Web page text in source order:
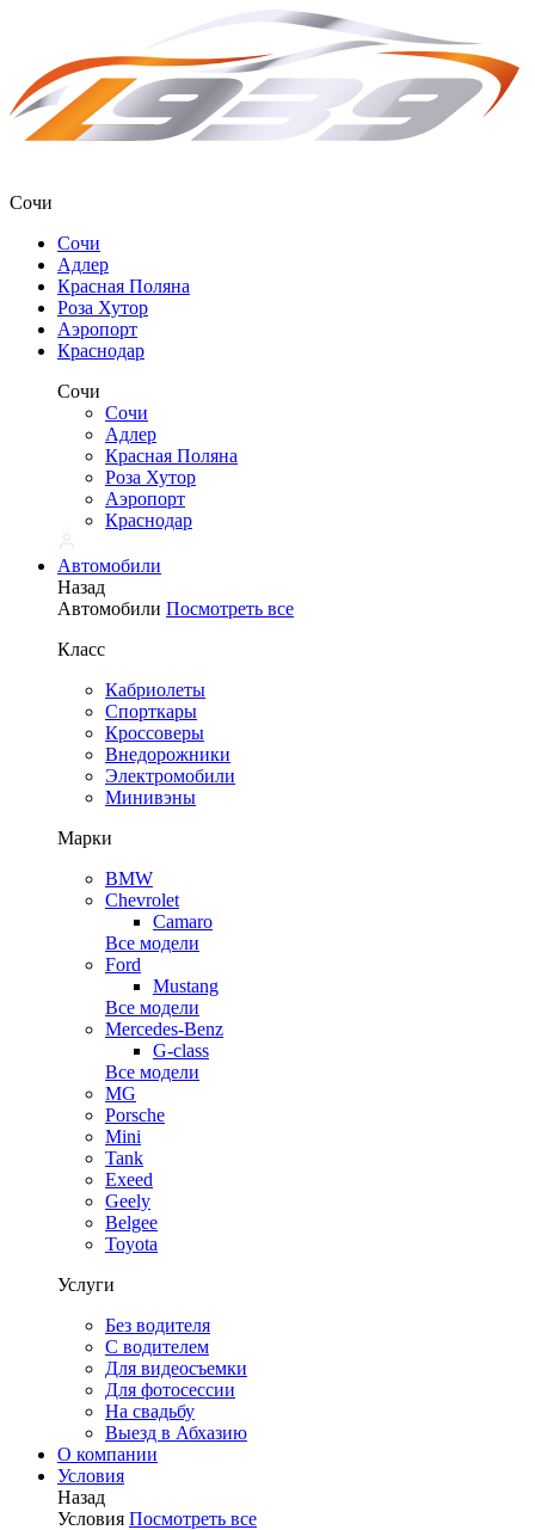
Сочи
Сочи
Адлер
Красная Поляна
Роза Хутор
Аэропорт
Краснодар
Сочи
Сочи
Адлер
Красная Поляна
Роза Хутор
Аэропорт
Краснодар
Автомобили
Назад
Автомобили Посмотреть все
Класс
Кабриолеты
Спорткары
Кроссоверы
Внедорожники
Электромобили
Минивэны
Марки
BMW
Chevrolet
Camaro
Все модели
Ford
Mustang
Все модели
Mercedes-Benz
G-class
Все модели
MG
Porsche
Mini
Tank
Exeed
Geely
Belgee
Toyota
Услуги
Без водителя
С водителем
Для видеосъемки
Для фотосессии
На свадьбу
Выезд в Абхазию
О компании
Условия
Назад
Условия Посмотреть все